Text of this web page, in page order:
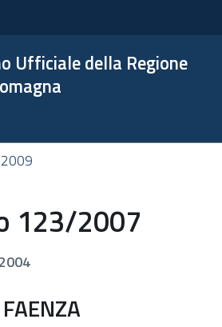
Ufficiale della Regione
123/2007